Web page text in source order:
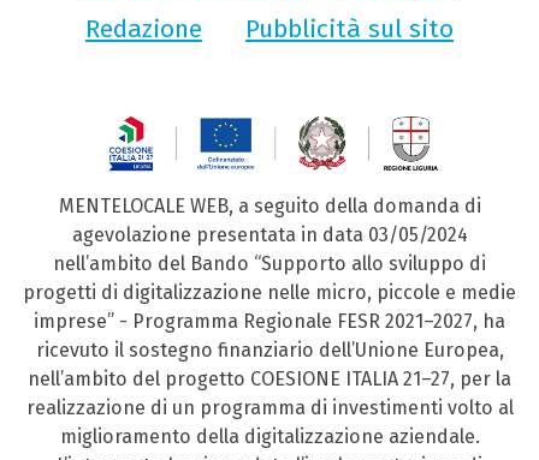
Redazione
Pubblicità sul sito
MENTELOCALE WEB, a seguito della domanda di
agevolazione presentata in data 03/05/2024
nell’ambito del Bando “Supporto allo sviluppo di
progetti di digitalizzazione nelle micro, piccole e medie
imprese” - Programma Regionale FESR 2021–2027, ha
ricevuto il sostegno finanziario dell’Unione Europea,
nell’ambito del progetto COESIONE ITALIA 21–27, per la
realizzazione di un programma di investimenti volto al
miglioramento della digitalizzazione aziendale.